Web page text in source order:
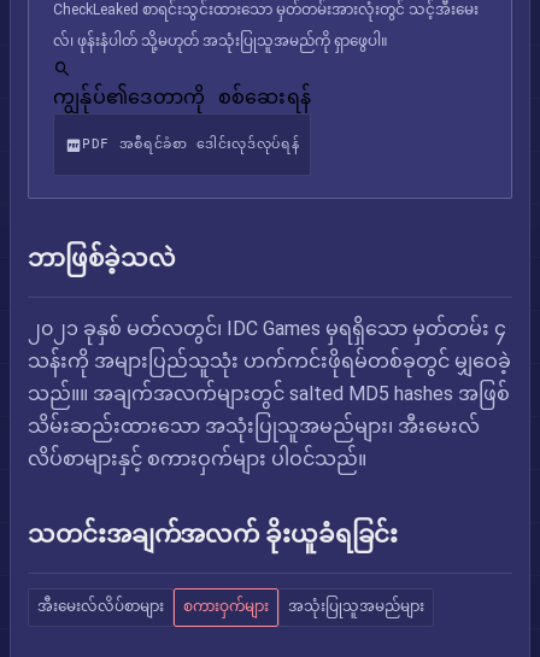
CheckLeaked စာရင်းသွင်းထားသော မှတ်တမ်းအားလုံးတွင် သင့်အီးမေး
လ်၊ ဖုန်းနံပါတ် သို့မဟုတ် အသုံးပြုသူအမည်ကို ရှာဖွေပါ။
ကျွန်ုပ်၏ဒေတာကို စစ်ဆေးရန်
PDF အစီရင်ခံစာ ဒေါင်းလုဒ်လုပ်ရန်
ဘာဖြစ်ခဲ့သလဲ
၂၀၂၁ ခုနှစ် မတ်လတွင်၊ IDC Games မှရရှိသော မှတ်တမ်း ၄
သန်းကို အများပြည်သူသုံး ဟက်ကင်းဖိုရမ်တစ်ခုတွင် မျှဝေခဲ့
သည်။။ အချက်အလက်များတွင် salted MD5 hashes အဖြစ်
သိမ်းဆည်းထားသော အသုံးပြုသူအမည်များ၊ အီးမေးလ်
လိပ်စာများနှင့် စကားဝှက်များ ပါဝင်သည်။
သတင်းအချက်အလက် ခိုးယူခံရခြင်း
အီးမေးလ်လိပ်စာများ စကားဝှက်များ အသုံးပြုသူအမည်များ